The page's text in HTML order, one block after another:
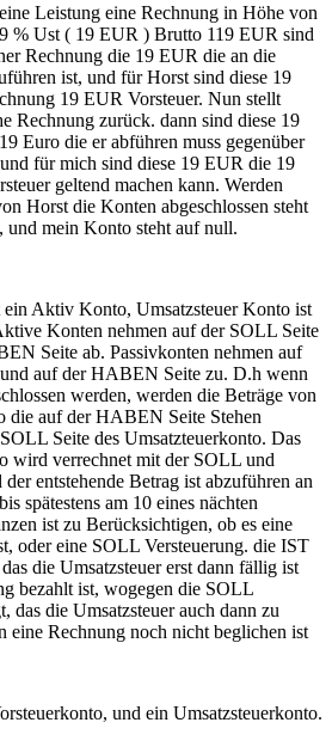
Leistung eine Rechnung in Höhe von
% Ust ( 19 EUR ) Brutto 119 EUR sind
Rechnung die 19 EUR die an die
ist, und für Horst sind diese 19
19 EUR Vorsteuer. Nun stellt
Rechnung zurück. dann sind diese 19
Euro die er abführen muss gegenüber
für mich sind diese 19 EUR die 19
geltend machen kann. Werden
Horst die Konten abgeschlossen steht
und mein Konto steht auf null.
ein Aktiv Konto, Umsatzsteuer Konto ist
Konten nehmen auf der SOLL Seite
Seite ab. Passivkonten nehmen auf
auf der HABEN Seite zu. D.h wenn
werden, werden die Beträge von
die auf der HABEN Seite Stehen
Seite des Umsatzteuerkonto. Das
wird verrechnet mit der SOLL und
entstehende Betrag ist abzuführen an
spätestens am 10 eines nächten
ist zu Berücksichtigen, ob es eine
oder eine SOLL Versteuerung. die IST
die Umsatzsteuer erst dann fällig ist
bezahlt ist, wogegen die SOLL
das die Umsatzsteuer auch dann zu
eine Rechnung noch nicht beglichen ist
und ein Umsatzsteuerkonto.